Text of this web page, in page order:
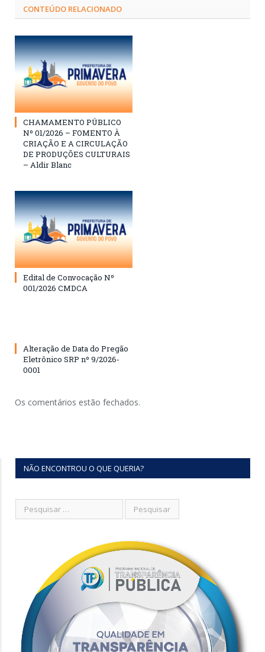
CONTEÚDO RELACIONADO
CHAMAMENTO PÚBLICO
Nº 01/2026 – FOMENTO À
CRIAÇÃO E A CIRCULAÇÃO
DE PRODUÇÕES CULTURAIS
– Aldir Blanc
Edital de Convocação Nº
001/2026 CMDCA
Alteração de Data do Pregão
Eletrônico SRP nº 9/2026-
0001
Os comentários estão fechados.
NÃO ENCONTROU O QUE QUERIA?